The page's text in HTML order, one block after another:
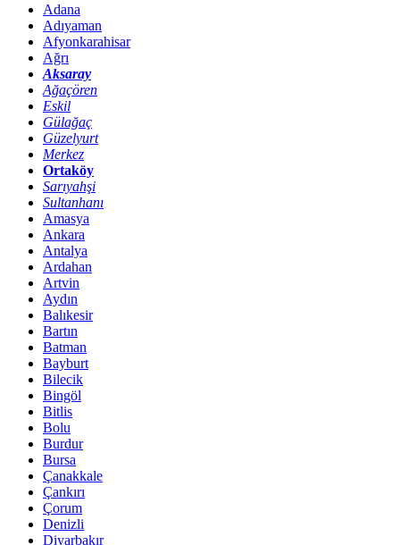
Adana
Adıyaman
Afyonkarahisar
Ağrı
Aksaray
Ağaçören
Eskil
Gülağaç
Güzelyurt
Merkez
Ortaköy
Sarıyahşi
Sultanhanı
Amasya
Ankara
Antalya
Ardahan
Artvin
Aydın
Balıkesir
Bartın
Batman
Bayburt
Bilecik
Bingöl
Bitlis
Bolu
Burdur
Bursa
Çanakkale
Çankırı
Çorum
Denizli
Diyarbakır